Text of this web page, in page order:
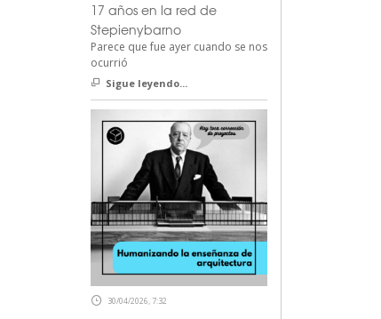
17 años en la red de
Stepienybarno
Parece que fue ayer cuando se nos
ocurrió
Sigue leyendo...
30/04/2026, 7:32